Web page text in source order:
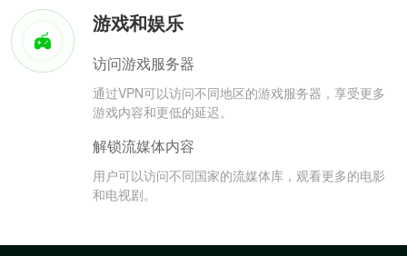
游戏和娱乐
访问游戏服务器
通过VPN可以访问不同地区的游戏服务器，享受更多
游戏内容和更低的延迟。
解锁流媒体内容
用户可以访问不同国家的流媒体库，观看更多的电影
和电视剧。